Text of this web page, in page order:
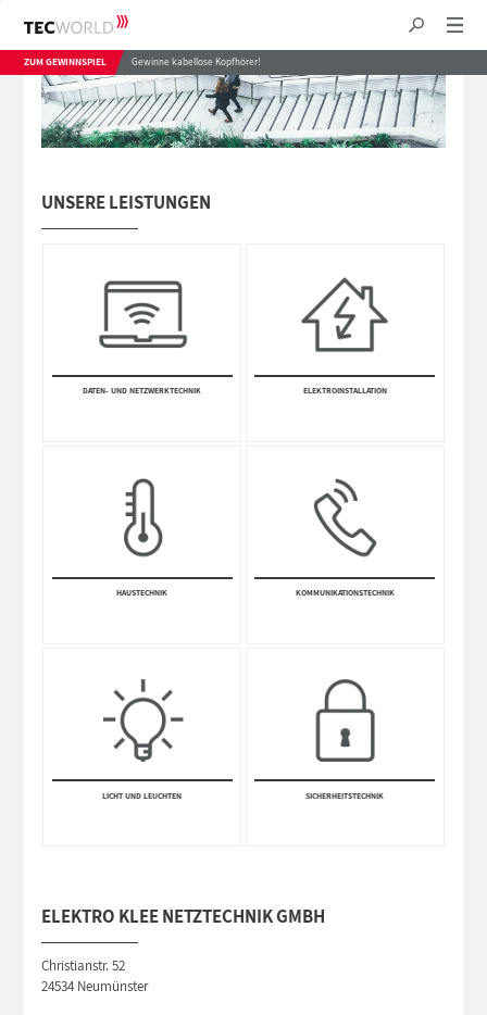
ZUM GEWINNSPIEL Gewinne kabellose Kopfhörer!
UNSERE LEISTUNGEN
DATEN- UND NETZWERK­TECHNIK ELEKTRO­INSTALLA­TION
HAUSTECHNIK KOMM­UNI­KATIONS­TECHNIK
LICHT UND LEUCHTEN SICHERHEITS­TECHNIK
ELEKTRO KLEE NETZTECHNIK GMBH
Christianstr. 52
24534 Neumünster